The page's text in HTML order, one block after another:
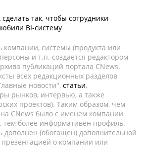
сделать так, чтобы сотрудники
BI-систему
системы (продукта или
и т.п. создается редактором
публикаций портала CNews.
всех редакционных разделов
новости", статьи,
рынков, интервью, а также
проектов). Таким образом, чем
CNews было с именем компании
тем более информативен профиль.
(обогащен) дополнительной
о компании или